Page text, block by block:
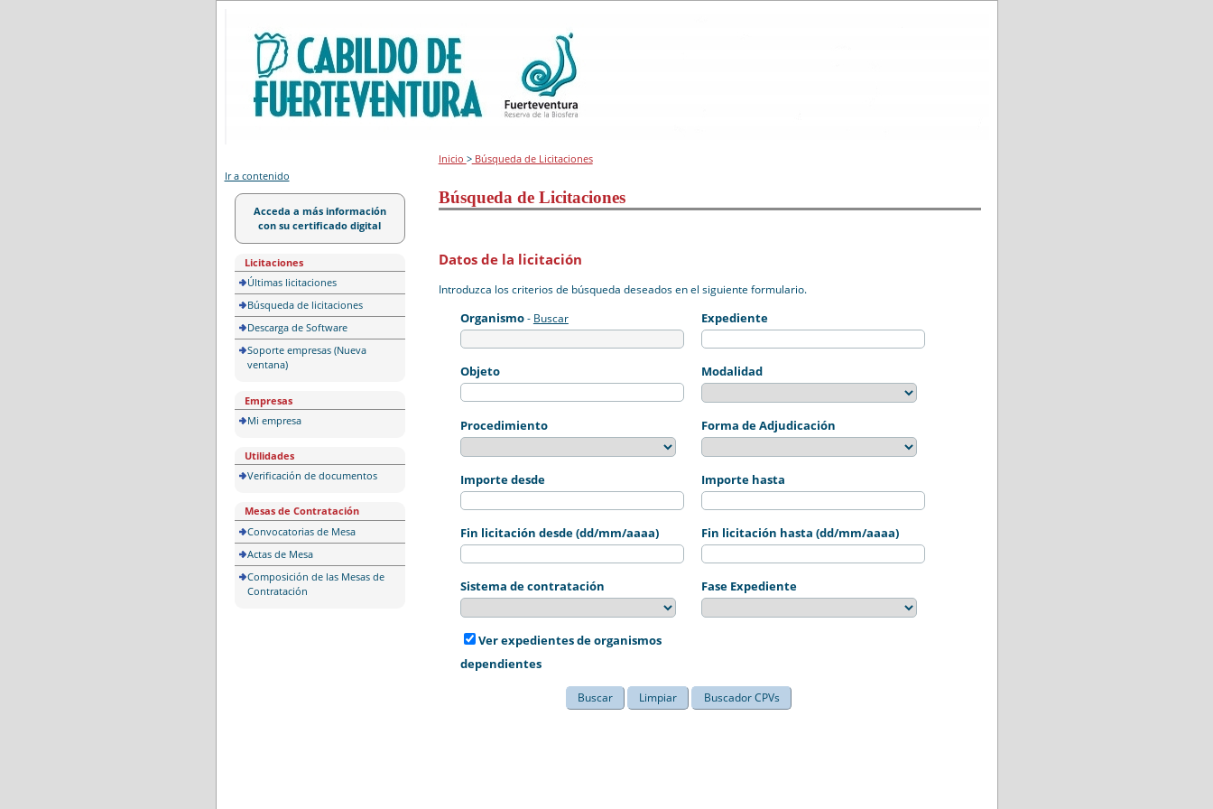
Ir a contenido
Acceda a más información
con su certificado digital
Licitaciones
Últimas licitaciones
Búsqueda de licitaciones
Descarga de Software
Soporte empresas (Nueva
ventana)
Empresas
Mi empresa
Utilidades
Verificación de documentos
Mesas de Contratación
Convocatorias de Mesa
Actas de Mesa
Composición de las Mesas de
Contratación
Inicio >Búsqueda de Licitaciones
Búsqueda de Licitaciones
Introduzca los criterios de búsqueda deseados en el siguiente formulario.
Datos de la licitación
Organismo- Buscar Expediente
Objeto Modalidad
Procedimiento Forma de Adjudicación
Importe desde Importe hasta
Fin licitación desde (dd/mm/aaaa) Fin licitación hasta (dd/mm/aaaa)
Sistema de contratación Fase Expediente
Ver expedientes de organismos
dependientes